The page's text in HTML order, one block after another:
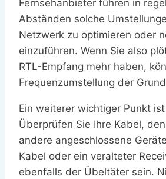
Fernsehanbieter führen in
Abständen solche
Netzwerk zu optimieren oder
einzuführen. Wenn Sie also
RTL-Empfang mehr haben,
Frequenzumstellung der
Ein weiterer wichtiger Punkt
Überprüfen Sie Ihre Kabel,
andere angeschlossene
Kabel oder ein veralteter
ebenfalls der Übeltäter sein.